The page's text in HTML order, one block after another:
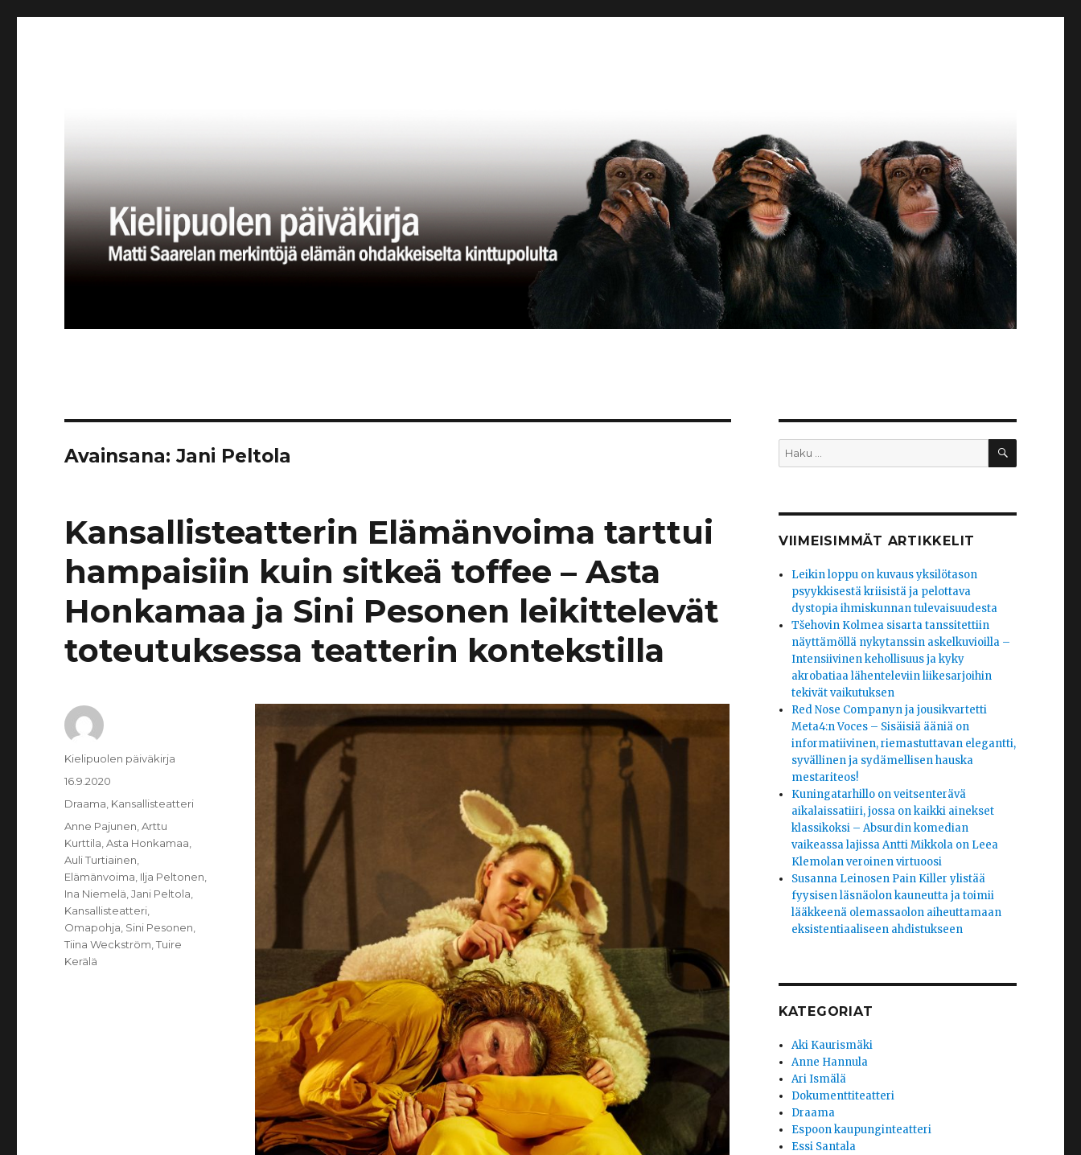
Avainsana:Jani Peltola
Kansallisteatterin Elämänvoima tarttui
hampaisiin kuin sitkeä toffee – Asta
Honkamaa ja Sini Pesonen leikittelevät
toteutuksessa teatterin kontekstilla
Kirjoittaja
Kielipuolen päiväkirja
Julkaistu
16.9.2020
Kategoriat
Draama Kansallisteatteri
Avainsanat
Anne Pajunen ,Arttu
Kurttila ,Asta Honkamaa
Auli Turtiainen
Elämänvoima Ilja Peltonen
Ina Niemelä ,Jani Peltola
Kansallisteatteri
Omapohja Sini Pesonen
Tiina Weckström ,Tuire
Kerälä
Etsi: HAKU
VIIMEISIMMÄT ARTIKKELIT
Leikin loppu on kuvaus yksilötason
psyykkisestä kriisistä ja pelottava
dystopia ihmiskunnan tulevaisuudesta
Tšehovin Kolmea sisarta tanssitettiin
näyttämöllä nykytanssin askelkuvioilla –
Intensiivinen kehollisuus ja kyky
akrobatiaa lähenteleviin liikesarjoihin
tekivät vaikutuksen
Red Nose Companyn ja jousikvartetti
Meta4:n Voces – Sisäisiä ääniä on
informatiivinen, riemastuttavan elegantti,
syvällinen ja sydämellisen hauska
mestariteos!
Kuningatarhillo on veitsenterävä
aikalaissatiiri, jossa on kaikki ainekset
klassikoksi – Absurdin komedian
vaikeassa lajissa Antti Mikkola on Leea
Klemolan veroinen virtuoosi
Susanna Leinosen Pain Killer ylistää
fyysisen läsnäolon kauneutta ja toimii
lääkkeenä olemassaolon aiheuttamaan
eksistentiaaliseen ahdistukseen
KATEGORIAT
Aki Kaurismäki
Anne Hannula
Ari Ismälä
Dokumenttiteatteri
Draama
Espoon kaupunginteatteri
Essi Santala